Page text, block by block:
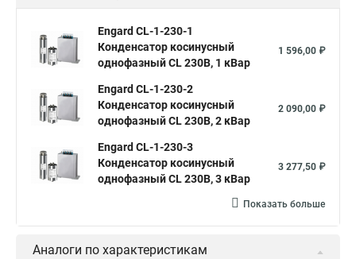
Engard CL-1-230-1
Конденсатор косинусный
однофазный CL 230В, 1 кВар
1 596,00 ₽
Engard CL-1-230-2
Конденсатор косинусный
однофазный CL 230В, 2 кВар
2 090,00 ₽
Engard CL-1-230-3
Конденсатор косинусный
однофазный CL 230В, 3 кВар
3 277,50 ₽
Показать больше
Аналоги по характеристикам